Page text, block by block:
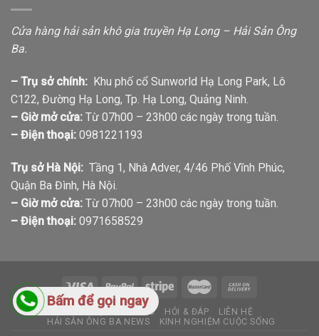
Cửa hàng hải sản khô gia truyền Hạ Long – Hải Sản Ông
Ba.
– Trụ sở chính: Khu phố cổ Sunworld Hạ Long Park, Lô
C122, Đường Hạ Long, Tp. Hạ Long, Quảng Ninh.
– Giờ mở cửa: Từ 07h00 – 23h00 các ngày trong tuần.
– Điện thoại: 0981221193
Trụ sở Hà Nội: Tầng 1, Nhà Adver, 4/46 Phố Vĩnh Phúc,
Quận Ba Đình, Hà Nội.
– Giờ mở cửa: Từ 07h00 – 23h00 các ngày trong tuần.
– Điện thoại: 0971658529
TIN TỨC HỎI & ĐÁP
LIÊN HỆ
HẢI SẢN ÔNG BA NEWS
KINH NGHIỆM CUỘC SỐNG
Bấm để gọi ngay